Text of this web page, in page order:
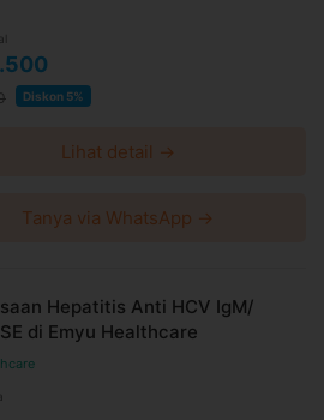
Diskon 5%
Lihat detail →
Tanya via WhatsApp →
Hepatitis Anti HCV IgM/
di Emyu Healthcare